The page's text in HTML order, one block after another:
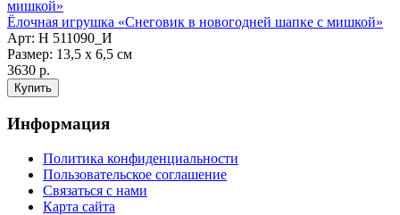
Ёлочная игрушка «Снеговик в новогодней шапке с мишкой»
Арт: Н 511090_И
Размер: 13,5 х 6,5 см
3630 р.
Информация
Политика конфиденциальности
Пользовательское соглашение
Связаться с нами
Карта сайта